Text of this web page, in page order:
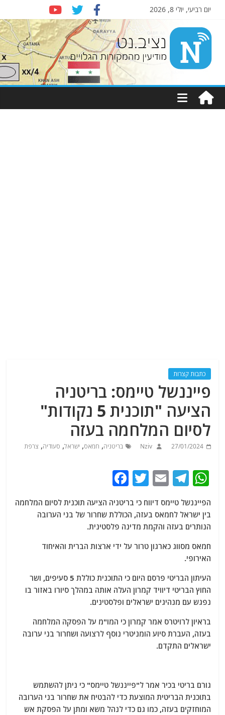
יום רביעי, יולי 8, 2026
Nziv.net
מודיעין
מהמקורות
כתבות קצרות
פייננשל טיימס: בריטניה
הציעה "תוכנית 5 נקודות"
לסיום המלחמה בעזה
27/01/2024
Nziv בריטניה, חמאס, ישראל, סעודיה, צרפת
W
at
s
A
p
p
T
e
g
ra
E
ai
l
T
itt
er
c
e
b
o
k
הפייננשל טיימס דיווח כי בריטניה הציעה תוכנית לסיום המלחמה
בין ישראל לחמאס בעזה, הכוללת שחרור של בני הערובה
הנותרים בעזה והקמת מדינה פלסטינית.
חמאס מסווג כארגון טרור על ידי ארצות הברית והאיחוד
האירופי.
העיתון הבריטי פרסם היום כי התוכנית כוללת 5 סעיפים, ושר
החוץ הבריטי דיוויד קמרון העלה אותה במהלך סיורו באזור בו
נפגש עם מנהיגים ישראלים ופלסטינים.
בראיון לרויטרס אמר קמרון כי המו"מ על הפסקה המלחמה
בעזה, העברת סיוע הומניטרי נוסף לרצועה ושחרור בני ערובה
ישראלים התקדם.
גורם בריטי בכיר אמר ל"פייננשל טיימס" כי ניתן להשתמש
בתוכנית הבריטית המוצעת כדי להבטיח את שחרור בני הערובה
המוחזקים בעזה, כמו גם כדי לנהל משא ומתן על הפסקת אש